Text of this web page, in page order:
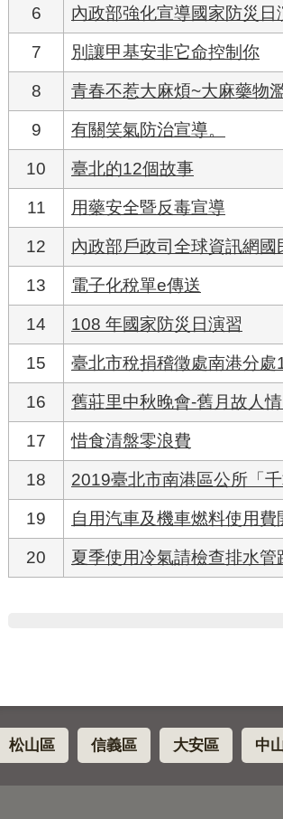
6 內政部強化宣導國家防災日
7 別讓甲基安非它命控制你
8 青春不惹大麻煩~大麻藥物
9 有關笑氣防治宣導。
10 臺北的12個故事
11 用藥安全暨反毒宣導
12 內政部戶政司全球資訊網
13 電子化稅單e傳送
14 108 年國家防災日演習
15 臺北市稅捐稽徵處南港分
16 舊莊里中秋晚會-舊月故人
17 惜食清盤零浪費
18 2019臺北市南港區公所「
19 自用汽車及機車燃料使用費
20 夏季使用冷氣請檢查排水管
松山區 信義區 大安區 中